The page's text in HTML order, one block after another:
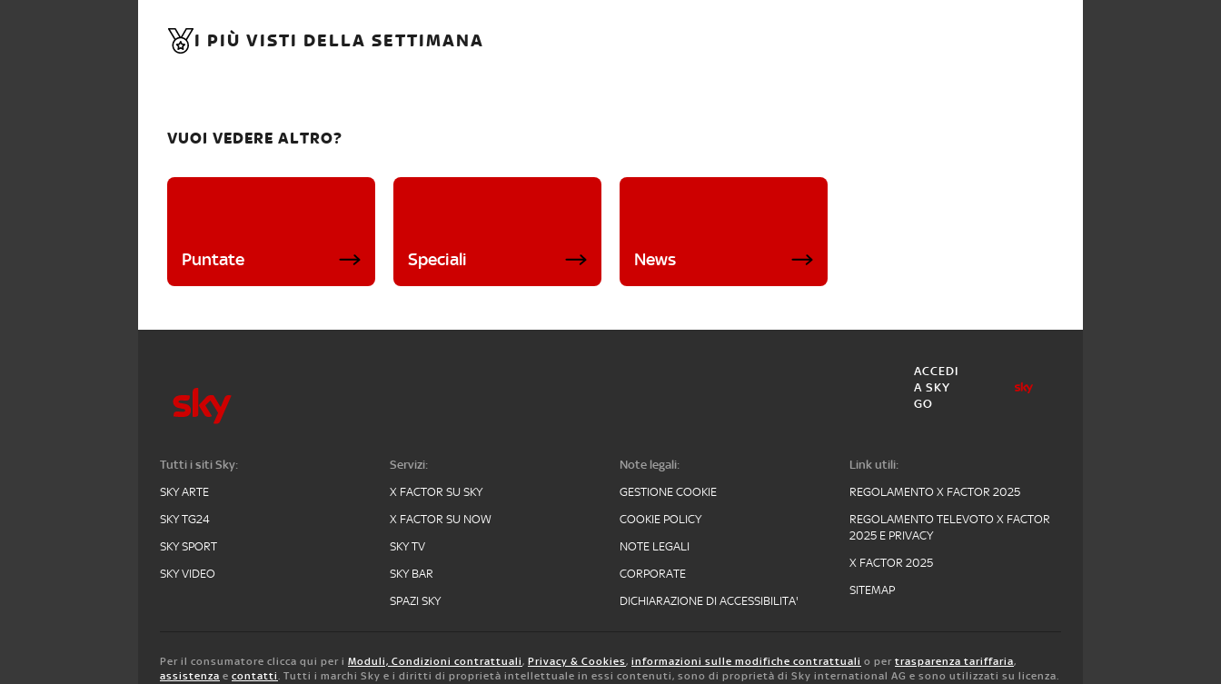
I PIÙ VISTI DELLA SETTIMANA
VUOI VEDERE ALTRO?
Puntate Speciali News
ACCEDI
A SKY
GO
Tutti i siti Sky:
SKY ARTE
SKY TG24
SKY SPORT
SKY VIDEO
Servizi:
X FACTOR SU SKY
X FACTOR SU NOW
SKY TV
SKY BAR
SPAZI SKY
Note legali:
GESTIONE COOKIE
COOKIE POLICY
NOTE LEGALI
CORPORATE
DICHIARAZIONE DI ACCESSIBILITA'
Link utili:
REGOLAMENTO X FACTOR 2025
REGOLAMENTO TELEVOTO X FACTOR
2025 E PRIVACY
X FACTOR 2025
SITEMAP
Per il consumatore clicca qui per i Moduli, Condizioni contrattuali, Privacy & Cookies, informazioni sulle modifiche contrattuali o per trasparenza tariffaria,
assistenza e contatti. Tutti i marchi Sky e i diritti di proprietà intellettuale in essi contenuti, sono di proprietà di Sky international AG e sono utilizzati su licenza.